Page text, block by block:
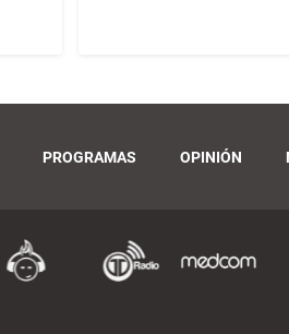
PROGRAMAS OPINIÓN